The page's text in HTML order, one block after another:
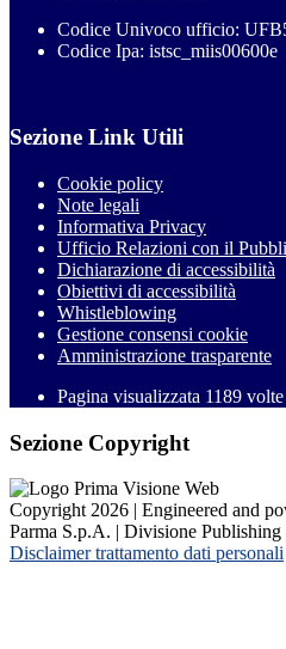
Codice Univoco ufficio:
Codice Ipa: istsc_miis00600e
Sezione Link Utili
Cookie policy
Note legali
Informativa Privacy
Ufficio Relazioni con il
Dichiarazione di accessibilità
Obiettivi di accessibilità
Whistleblowing
Gestione consensi cookie
Amministrazione trasparente
Pagina visualizzata 1189 volte
Sezione Copyright
Copyright 2026 | Engineered and
Parma S.p.A. | Divisione
Disclaimer trattamento dati personali